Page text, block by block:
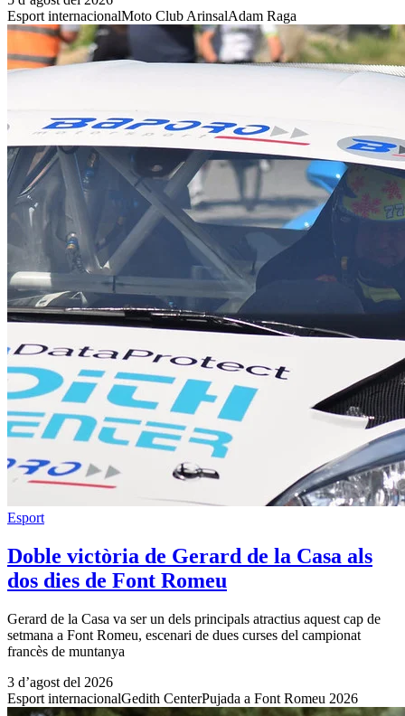
Esport internacionalMoto Club ArinsalAdam Raga
Esport
Doble victòria de Gerard de la Casa als
dos dies de Font Romeu
Gerard de la Casa va ser un dels principals atractius aquest cap de
setmana a Font Romeu, escenari de dues curses del campionat
francès de muntanya
3 d’agost del 2026
Esport internacionalGedith CenterPujada a Font Romeu 2026